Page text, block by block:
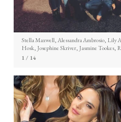
Stella Maxwell, Alessandra Ambrosio, Lily
Hosk, Josephine Skriver, Jasmine Tookes,
1 / 14